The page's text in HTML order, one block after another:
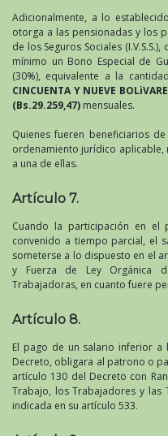
Adicionalmente, a lo
otorga a las pensionadas y los
de los Seguros Sociales
mínimo un Bono Especial de
(30%), equivalente a la
CINCUENTA Y NUEVE
(Bs.29.259,47) mensuales.
Quienes fueren beneficiarios
ordenamiento jurídico
a una de ellas.
Artículo 7.
Cuando la participación en el
convenido a tiempo parcial, el
someterse a lo dispuesto en el
y Fuerza de Ley Orgánica
Trabajadoras, en cuanto fuere
Artículo 8.
El pago de un salario inferior a
Decreto, obligara al patrono o
artículo 130 del Decreto con
Trabajo, los Trabajadores y las
indicada en su artículo 533.